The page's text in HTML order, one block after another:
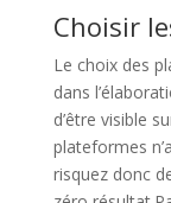
Choisir
Le choix des
dans
d’être visible
plateformes
risquez donc